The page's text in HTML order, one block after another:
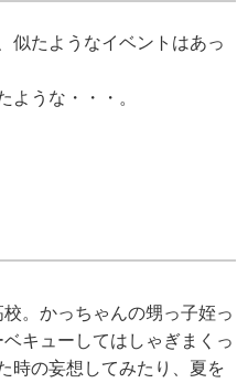
似たようなイベントはあっ
ような・・・。
。かっちゃんの甥っ子姪っ
キューしてはしゃぎまくっ
時の妄想してみたり、夏を